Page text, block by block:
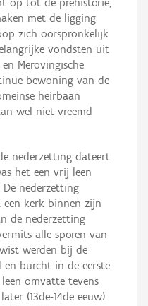
op tot de prehistorie,
met de ligging
zich oorspronkelijk
vondsten uit
Merovingische
bewoning van de
heirbaan
wel niet vreemd
nederzetting dateert
het een vrij leen
nederzetting
kerk binnen zijn
de nederzetting
alle sporen van
werden bij de
en burcht in de eerste
omvatte tevens
(13de-14de eeuw)